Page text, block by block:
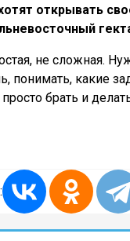
открывать
не сложная.
понимать, какие
брать и